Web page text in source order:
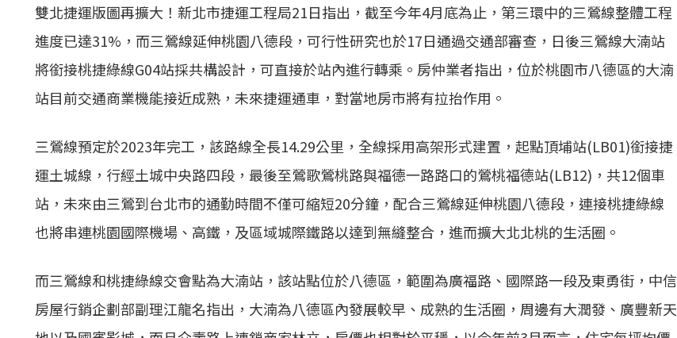
雙北捷運版圖再擴大！新北市捷運工程局21日指出，截至今年4月底為止，第三環中的三鶯線整體工程
進度已達31%，而三鶯線延伸桃園八德段，可行性研究也於17日通過交通部審查，日後三鶯線大湳站
將銜接桃捷綠線G04站採共構設計，可直接於站內進行轉乘。房仲業者指出，位於桃園市八德區的大湳
站目前交通商業機能接近成熟，未來捷運通車，對當地房市將有拉抬作用。
三鶯線預定於2023年完工，該路線全長14.29公里，全線採用高架形式建置，起點頂埔站(LB01)銜接捷
運土城線，行經土城中央路四段，最後至鶯歌鶯桃路與福德一路路口的鶯桃福德站(LB12)，共12個車
站，未來由三鶯到台北市的通勤時間不僅可縮短20分鐘，配合三鶯線延伸桃園八德段，連接桃捷綠線
也將串連桃園國際機場、高鐵，及區域城際鐵路以達到無縫整合，進而擴大北北桃的生活圈。
而三鶯線和桃捷綠線交會點為大湳站，該站點位於八德區，範圍為廣福路、國際路一段及東勇街，中信
房屋行銷企劃部副理江龍名指出，大湳為八德區內發展較早、成熟的生活圈，周邊有大潤發、廣豐新天